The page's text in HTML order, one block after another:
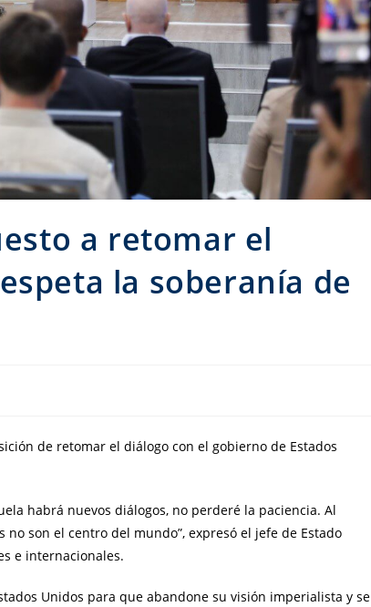
a retomar el
la soberanía de
de retomar el diálogo con el gobierno de Estados
habrá nuevos diálogos, no perderé la paciencia. Al
son el centro del mundo”, expresó el jefe de Estado
e internacionales.
Unidos para que abandone su visión imperialista y se